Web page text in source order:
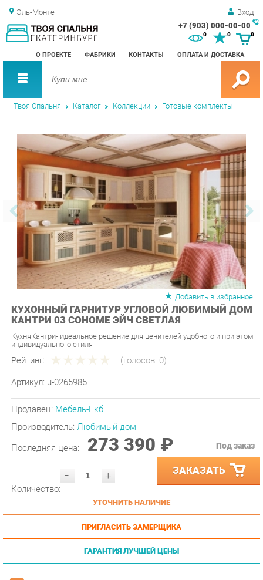
Эль-Монте Вход
+7 (903) 000-00-00
О ПРОЕКТЕ ФАБРИКИ КОНТАКТЫ ОПЛАТА И ДОСТАВКА
0 0
Твоя Спальня Каталог Коллекции Готовые комплекты
Добавить в избранное
КУХОННЫЙ ГАРНИТУР УГЛОВОЙ ЛЮБИМЫЙ ДОМ
КАНТРИ 03 СОНОМЕ ЭЙЧ СВЕТЛАЯ
КухняКантри- идеальное решение для ценителей удобного и при этом
Рейтинг:
Артикул: u-0265985
Производитель:Любимый дом
Последняя цена: 273 390 ₽
- ЗАКАЗАТЬ
УТОЧНИТЬ НАЛИЧИЕ
ПРИГЛАСИТЬ ЗАМЕРЩИКА
ГАРАНТИЯ ЛУЧШЕЙ ЦЕНЫ
Доставкапог. Екатеринбурги до ТК -бесплатна.